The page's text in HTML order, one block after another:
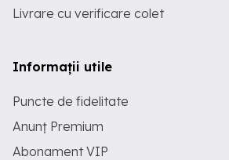
Livrare cu verificare colet
Informații utile
Puncte de fidelitate
Anunț Premium
Abonament VIP